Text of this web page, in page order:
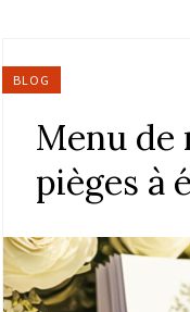
BLOG
Menu de
pièges à